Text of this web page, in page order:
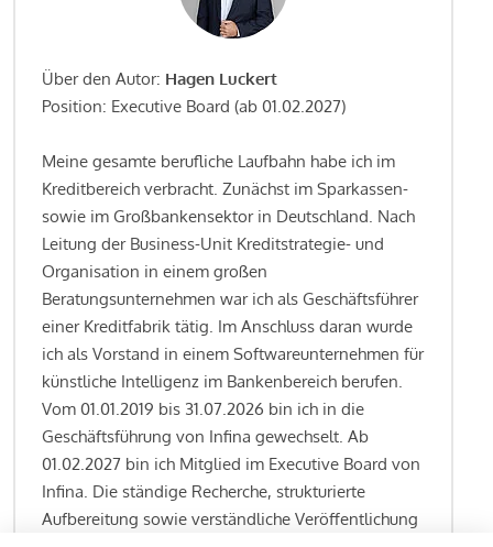
Über den Autor: Hagen Luckert
Position: Executive Board (ab 01.02.2027)
Meine gesamte berufliche Laufbahn habe ich im
Kreditbereich verbracht. Zunächst im Sparkassen-
sowie im Großbankensektor in Deutschland. Nach
Leitung der Business-Unit Kreditstrategie- und
Organisation in einem großen
Beratungsunternehmen war ich als Geschäftsführer
einer Kreditfabrik tätig. Im Anschluss daran wurde
ich als Vorstand in einem Softwareunternehmen für
künstliche Intelligenz im Bankenbereich berufen.
Vom 01.01.2019 bis 31.07.2026 bin ich in die
Geschäftsführung von Infina gewechselt. Ab
01.02.2027 bin ich Mitglied im Executive Board von
Infina. Die ständige Recherche, strukturierte
Aufbereitung sowie verständliche Veröffentlichung